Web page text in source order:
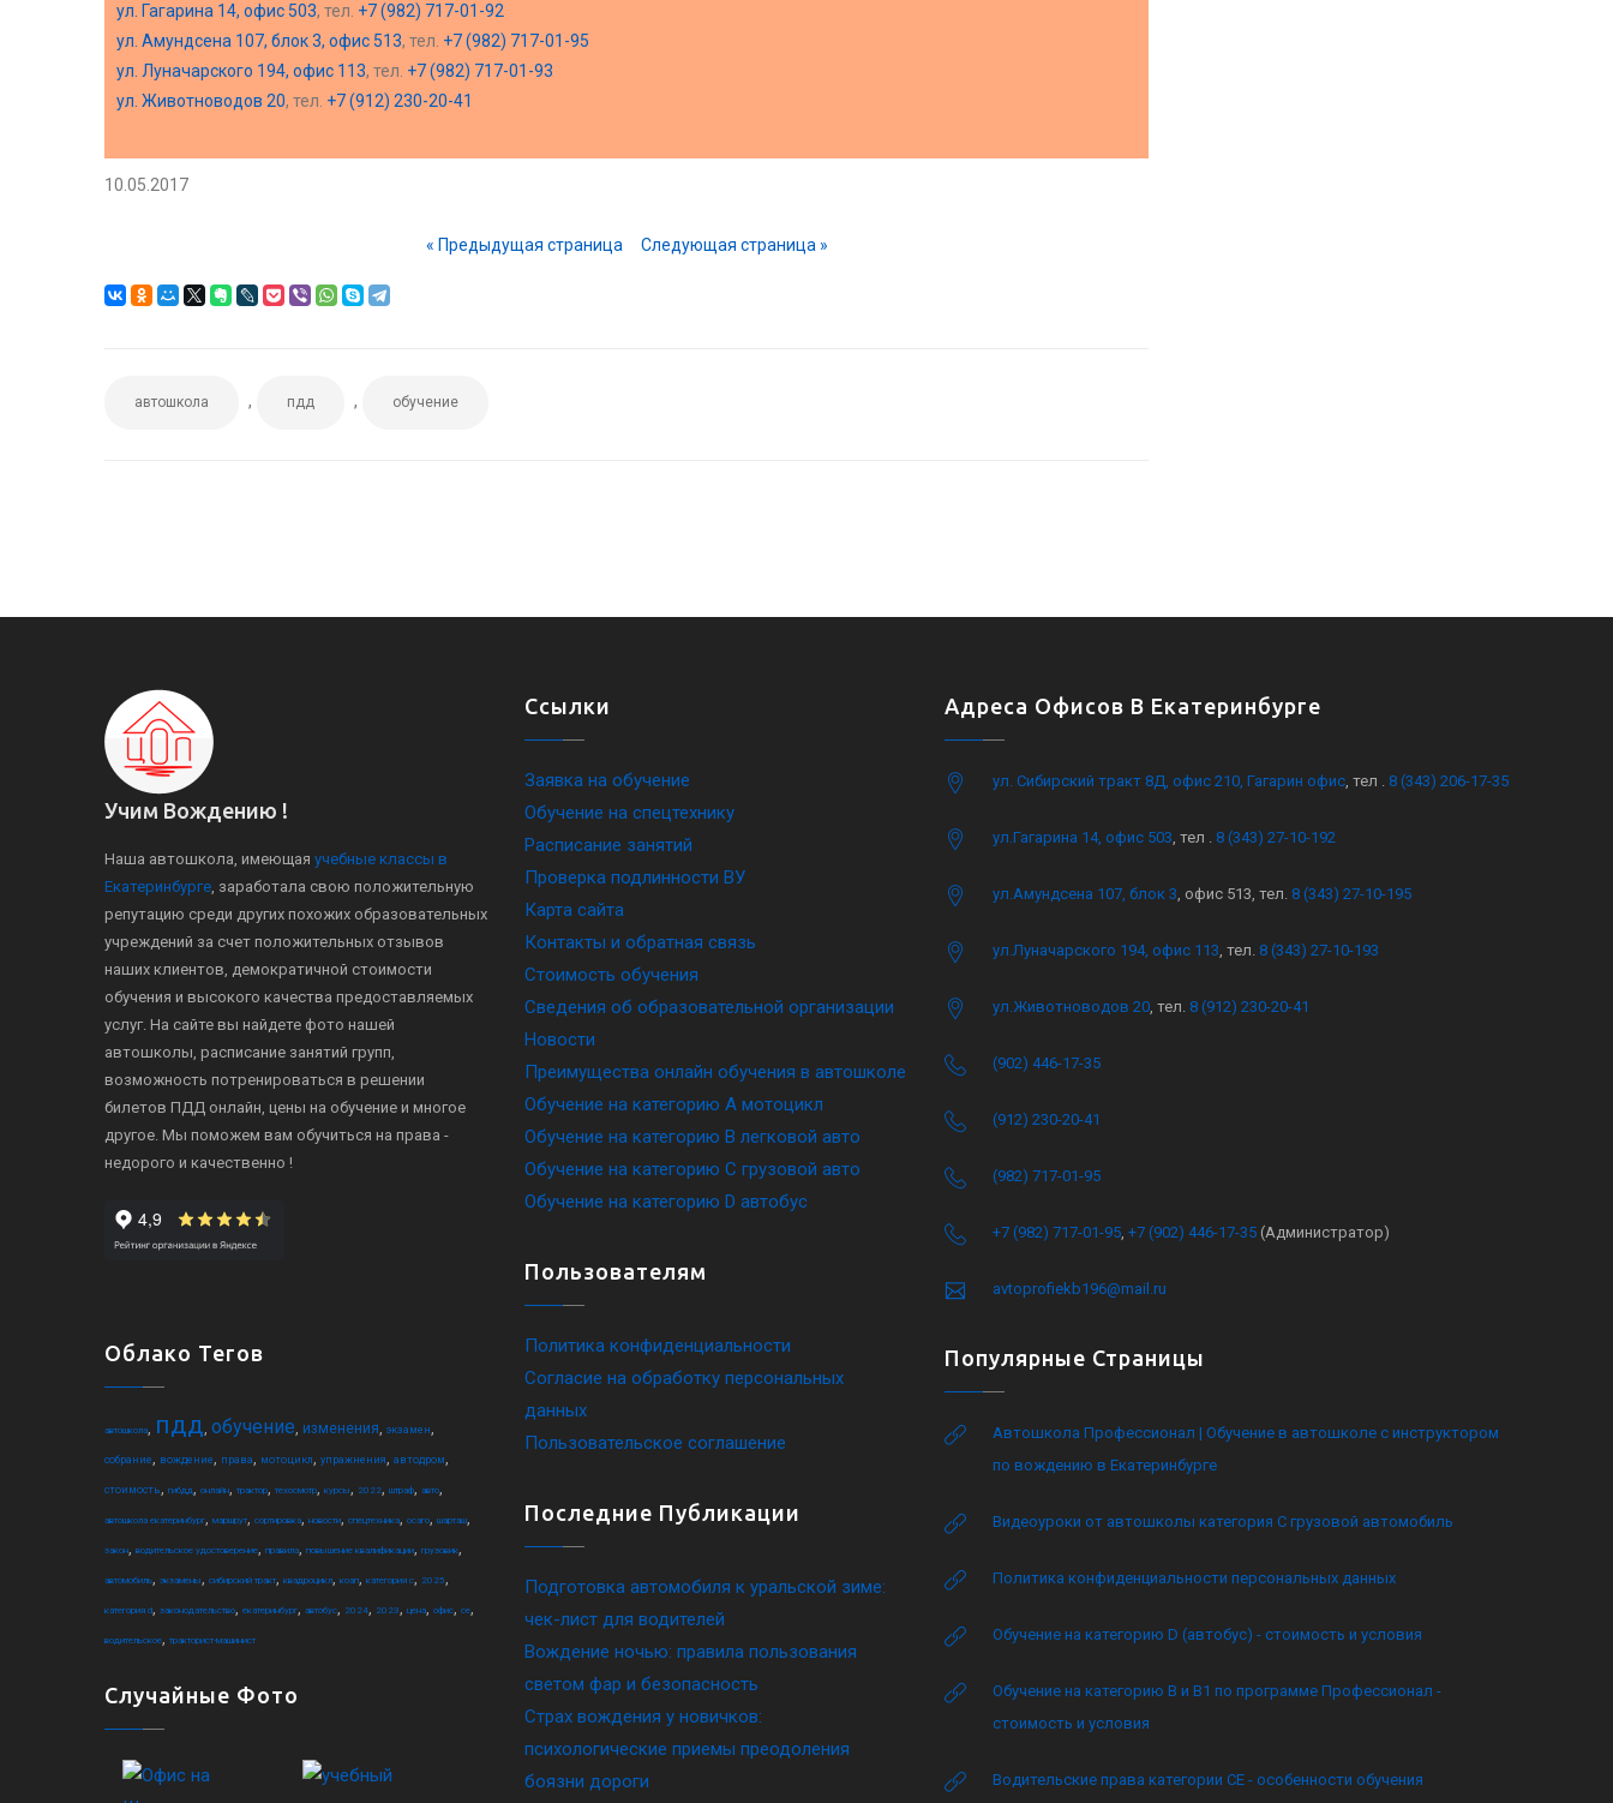
ул. Гагарина 14, офис 503, тел. +7 (982) 717-01-92
ул. Амундсена 107, блок 3, офис 513, тел. +7 (982) 717-01-95
ул. Луначарского 194, офис 113, тел. +7 (982) 717-01-93
ул. Животноводов 20, тел. +7 (912) 230-20-41
10.05.2017
« Предыдущая страница Следующая страница »
автошкола , пдд , обучение
Учим Вождению !
Наша автошкола, имеющая учебные классы в
Екатеринбурге, заработала свою положительную
репутацию среди других похожих образовательных
учреждений за счет положительных отзывов
наших клиентов, демократичной стоимости
обучения и высокого качества предоставляемых
услуг. На сайте вы найдете фото нашей
автошколы, расписание занятий групп,
возможность потренироваться в решении
билетов ПДД онлайн, цены на обучение и многое
другое. Мы поможем вам обучиться на права -
недорого и качественно !
Облако Тегов
автошкола, пдд, обучение, изменения, экзамен,
собрание, вождение, права, мотоцикл, упражнения, автодром,
стоимость, гибдд, онлайн, трактор, техосмотр, курсы, 2022, штраф, авто,
автошкола екатеринбург, маршрут, сортировка, новости, спецтехника, осаго, шарташ,
закон, водительское удостоверение, правила, повышение квалификации, грузовик,
автомобиль, экзамены, сибирский тракт, квадроцикл, коап, категория c, 2025,
категория d, законодательство, екатеринбург, автобус, 2024, 2023, цена, офис, ce,
водительское, тракторист-машинист
Случайные Фото
Ссылки
Заявка на обучение
Обучение на спецтехнику
Расписание занятий
Проверка подлинности ВУ
Карта сайта
Контакты и обратная связь
Стоимость обучения
Сведения об образовательной организации
Новости
Преимущества онлайн обучения в автошколе
Обучение на категорию A мотоцикл
Обучение на категорию B легковой авто
Обучение на категорию C грузовой авто
Обучение на категорию D автобус
Пользователям
Политика конфиденциальности
Согласие на обработку персональных
данных
Пользовательское соглашение
Последние Публикации
Подготовка автомобиля к уральской зиме:
чек-лист для водителей
Вождение ночью: правила пользования
светом фар и безопасность
Страх вождения у новичков:
психологические приемы преодоления
боязни дороги
Адреса Офисов В Екатеринбурге
ул. Сибирский тракт 8Д, офис 210, Гагарин офис, тел . 8 (343) 206-17-35
ул.Гагарина 14, офис 503, тел . 8 (343) 27-10-192
ул.Амундсена 107, блок 3, офис 513, тел. 8 (343) 27-10-195
ул.Луначарского 194, офис 113, тел. 8 (343) 27-10-193
ул.Животноводов 20, тел. 8 (912) 230-20-41
(902) 446-17-35
(912) 230-20-41
(982) 717-01-95
+7 (982) 717-01-95, +7 (902) 446-17-35 (Администратор)
avtoprofiekb196@mail.ru
Популярные Страницы
Автошкола Профессионал | Обучение в автошколе с инструктором
по вождению в Екатеринбурге
Видеоуроки от автошколы категория C грузовой автомобиль
Политика конфиденциальности персональных данных
Обучение на категорию D (автобус) - стоимость и условия
Обучение на категорию B и B1 по программе Профессионал -
стоимость и условия
Водительские права категории CE - особенности обучения